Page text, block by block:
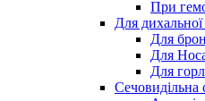
При
Для
Для
Для
Для
Сечовидільна